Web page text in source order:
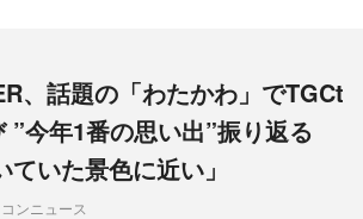
e
、話題の「わたかわ」でTGCt
”今年1番の思い出”振り返る
ていた景色に近い」
ンニュース